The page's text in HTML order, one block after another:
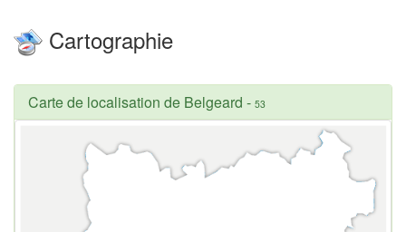
Cartographie
Carte de localisation de Belgeard - 53